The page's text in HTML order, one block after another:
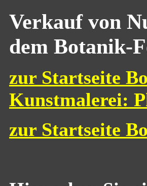
Verkauf von
dem Botanik-
zur Startseite
Kunstmalerei:
zur Startseite